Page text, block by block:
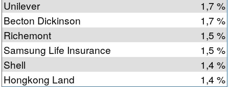
Unilever
1,7 %
Becton Dickinson
1,7 %
Richemont
1,5 %
Samsung Life Insurance
1,5 %
Shell
1,4 %
Hongkong Land
1,4 %